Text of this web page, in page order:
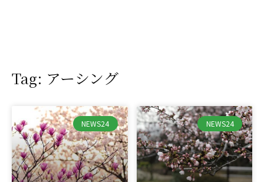
Tag: アーシング
NEWS24 NEWS24